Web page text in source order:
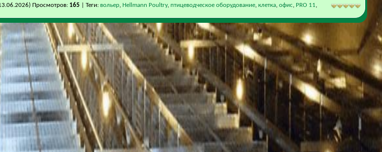
Просмотров: 165 | Теги: вольер, Hellmann Poultry, птицеводческое оборудование, клетка, офис, PRO 11,